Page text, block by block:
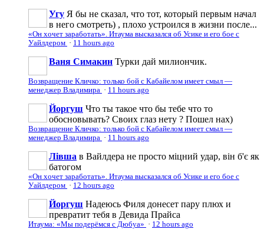
Угу Я бы не сказал, что тот, который первым начал
в него смотреть) , плохо устроился в жизни после...
«Он хочет заработать». Итаума высказался об Усике и его бое с
Уайлдером · 11 hours ago
Ваня Симакин Турки дай милиончик.
Возвращение Кличко: только бой с Кабайелом имеет смыл —
менеджер Владимира · 11 hours ago
Йоргуш Что ты такое что бы тебе что то
обосновывать? Своих глаз нету ? Пошел нах)
Возвращение Кличко: только бой с Кабайелом имеет смыл —
менеджер Владимира · 11 hours ago
Лівша в Вайлдера не просто міцний удар, він б'є як
батогом
«Он хочет заработать». Итаума высказался об Усике и его бое с
Уайлдером · 12 hours ago
Йоргуш Надеюсь Филя донесет пару плюх и
превратит тебя в Девида Прайса
Итаума: «Мы подерёмся с Дюбуа» · 12 hours ago